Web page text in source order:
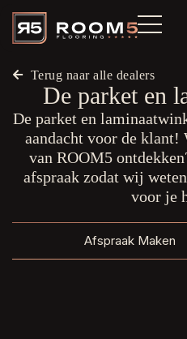
Terug naar alle dealers
De parket en
De parket en
aandacht voor de klant!
van ROOM5
afspraak zodat wij
voor je
Afspraak Maken